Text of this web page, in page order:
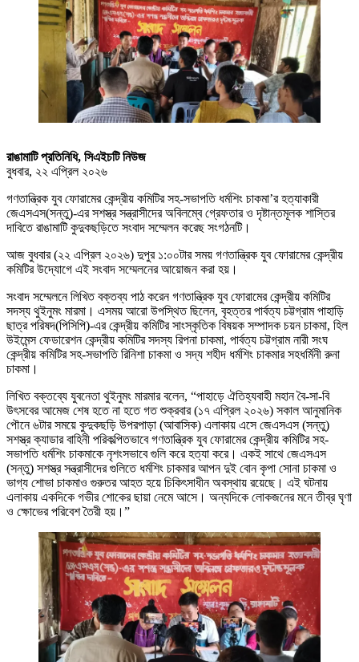
রাঙামাটি প্রতিনিধি, সিএইচটি নিউজ
বুধবার, ২২ এপ্রিল ২০২৬
গণতান্ত্রিক যুব ফোরামের কেন্দ্রীয় কমিটির সহ-সভাপতি ধর্মশিং চাকমা’র হত্যাকারী
জেএসএস(সন্তু)-এর সশস্ত্র সন্ত্রাসীদের অবিলম্বে গ্রেফতার ও দৃষ্টান্তমূলক শাস্তির
দাবিতে রাঙামাটি কুদুকছড়িতে সংবাদ সম্মেলন করেছ সংগঠনটি।
আজ বুধবার (২২ এপ্রিল ২০২৬) দুপুর ১:০০টার সময় গণতান্ত্রিক যুব ফোরামের কেন্দ্রীয়
কমিটির উদ্যোগে এই সংবাদ সম্মেলনের আয়োজন করা হয়।
সংবাদ সম্মেলনে লিখিত বক্তব্য পাঠ করেন গণতান্ত্রিক যুব ফোরামের কেন্দ্রীয় কমিটির
সদস্য থুইনুমং মারমা। এসময় আরো উপস্থিত ছিলেন, বৃহত্তর পার্বত্য চট্টগ্রাম পাহাড়ি
ছাত্র পরিষদ(পিসিপি)-এর কেন্দ্রীয় কমিটির সাংস্কৃতিক বিষয়ক সম্পাদক চয়ন চাকমা, হিল
উইমেন্স ফেডারেশন কেন্দ্রীয় কমিটির সদস্য রিপনা চাকমা, পার্বত্য চট্টগ্রাম নারী সংঘ
কেন্দ্রীয় কমিটির সহ-সভাপতি রিনিশা চাকমা ও সদ্য শহীদ ধর্মশিং চাকমার সহধর্মিনী রুনা
চাকমা।
লিখিত বক্তব্যে যুবনেতা থুইনুমং মারমার বলেন, “পাহাড়ে ঐতিহ্যবাহী মহান বৈ-সা-বি
উৎসবের আমেজ শেষ হতে না হতে গত শুক্রবার (১৭ এপ্রিল ২০২৬) সকাল আনুমানিক
পৌনে ৬টার সময়ে কুদুকছড়ি উপরপাড়া (আবাসিক) এলাকায় এসে জেএসএস (সন্তু)
সশস্ত্র ক্যাডার বাহিনী পরিকল্পিতভাবে গণতান্ত্রিক যুব ফোরামের কেন্দ্রীয় কমিটির সহ-
সভাপতি ধর্মশিং চাকমাকে নৃশংসভাবে গুলি করে হত্যা করে। একই সাথে জেএসএস
(সন্তু) সশস্ত্র সন্ত্রাসীদের গুলিতে ধর্মশিং চাকমার আপন দুই বোন কৃপা সোনা চাকমা ও
ভাগ্য শোভা চাকমাও গুরুতর আহত হয়ে চিকিৎসাধীন অবস্থায় রয়েছে। এই ঘটনায়
এলাকায় একদিকে গভীর শোকের ছায়া নেমে আসে। অন্যদিকে লোকজনের মনে তীব্র ঘৃণা
ও ক্ষোভের পরিবেশ তৈরী হয়।”